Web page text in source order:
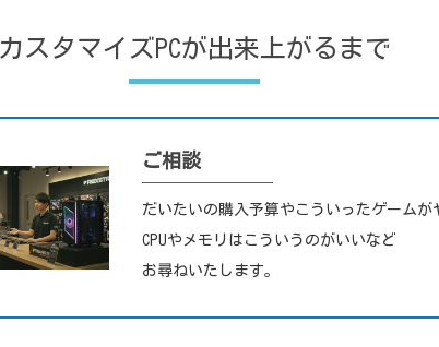
カスタマイズPCが出来上がるまで
ご相談
だいたいの購入予算やこういったゲームが
CPUやメモリはこういうのがいいなど
お尋ねいたします。